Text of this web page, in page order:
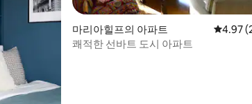
마리아힐프의 아파트 평점
4.97
쾌적한 선바트 도시 아파트